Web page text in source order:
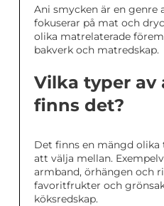
Ani smycken är en genre
fokuserar på mat och
olika matrelaterade
bakverk och matredskap.
Vilka typer av
finns det?
Det finns en mängd olika
att välja mellan.
armband, örhängen och
favoritfrukter och
köksredskap.